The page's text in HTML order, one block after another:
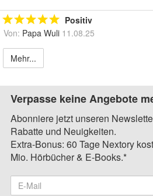
Positiv
Von: Papa Wuli 11.08.25
Mehr...
Verpasse keine Angebote
Abonniere jetzt unseren
Rabatte und Neuigkeiten.
Extra-Bonus: 60 Tage Nextory
Mio. Hörbücher & E-Books.*